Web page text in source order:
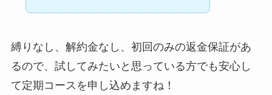
縛りなし、解約金なし、初回のみの返金保証があ
るので、試してみたいと思っている方でも安心し
て定期コースを申し込めますね！